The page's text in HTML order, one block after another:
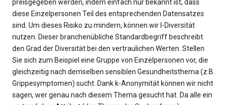
preisgegeben werden, indem einfach nur bekannt ist, dass
diese Einzelpersonen Teil des entsprechenden Datensatzes
sind. Um dieses Risiko zu mindern, können wir l-Diversität
nutzen. Dieser branchenübliche Standardbegriff beschreibt
den Grad der Diversität bei den vertraulichen Werten. Stellen
Sie sich zum Beispiel eine Gruppe von Einzelpersonen vor, die
gleichzeitig nach demselben sensiblen Gesundheitsthema (z.B.
Grippesymptomen) sucht. Dank k-Anonymität können wir nicht
sagen, wer genau nach diesem Thema gesucht hat. Da alle ein